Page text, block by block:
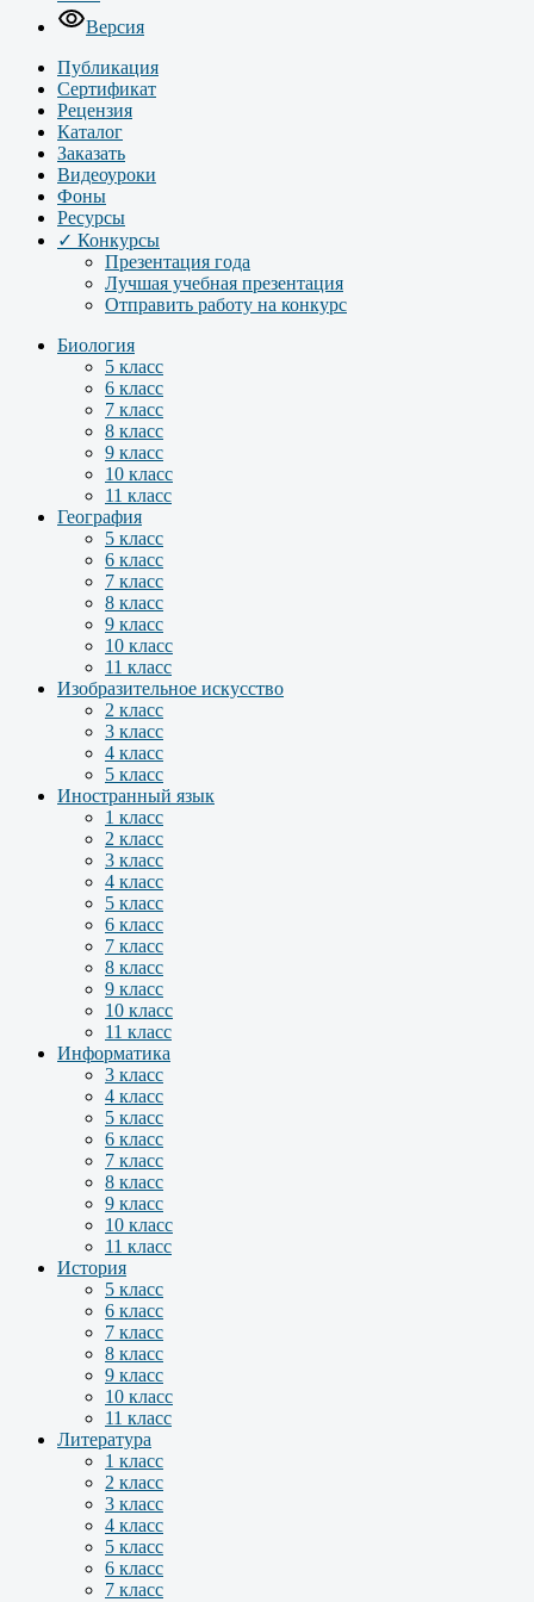
Версия
Публикация
Сертификат
Рецензия
Каталог
Заказать
Видеоуроки
Фоны
Ресурсы
✓ Конкурсы
Презентация года
Лучшая учебная презентация
Отправить работу на конкурс
Биология
5 класс
6 класс
7 класс
8 класс
9 класс
10 класс
11 класс
География
5 класс
6 класс
7 класс
8 класс
9 класс
10 класс
11 класс
Изобразительное искусство
2 класс
3 класс
4 класс
5 класс
Иностранный язык
1 класс
2 класс
3 класс
4 класс
5 класс
6 класс
7 класс
8 класс
9 класс
10 класс
11 класс
Информатика
3 класс
4 класс
5 класс
6 класс
7 класс
8 класс
9 класс
10 класс
11 класс
История
5 класс
6 класс
7 класс
8 класс
9 класс
10 класс
11 класс
Литература
1 класс
2 класс
3 класс
4 класс
5 класс
6 класс
7 класс